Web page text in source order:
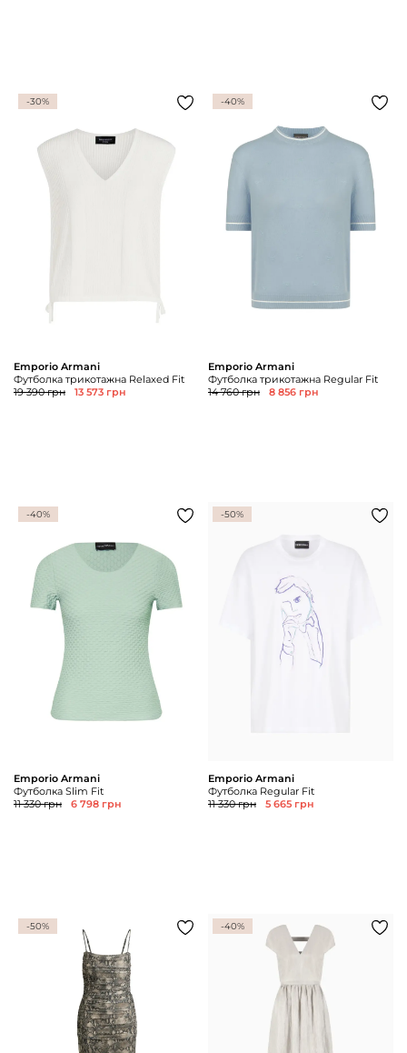
-30%
Emporio Armani
Футболка трикотажна Relaxed Fit
19 390 грн
13 573 грн
-40%
Emporio Armani
Футболка трикотажна Regular Fit
14 760 грн
8 856 грн
-40%
Emporio Armani
Футболка Slim Fit
11 330 грн
6 798 грн
-50%
Emporio Armani
Футболка Regular Fit
11 330 грн
5 665 грн
-50% -40%